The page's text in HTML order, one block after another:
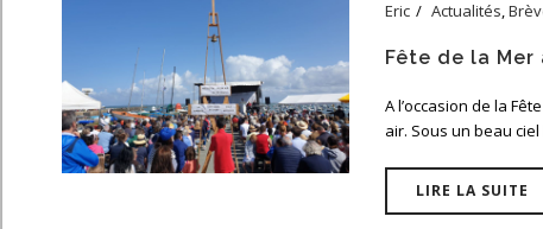
Eric Actualités,
Fête de la Mer
A l’occasion de la
air. Sous un beau
LIRE LA SUITE